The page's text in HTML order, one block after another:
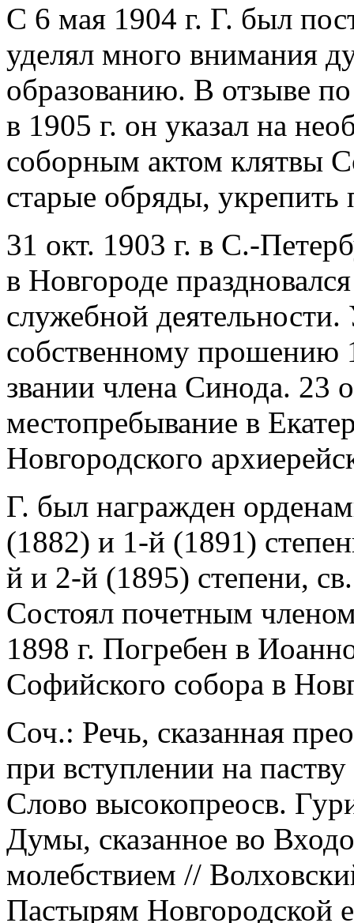
С 6 мая 1904 г. Г. был
уделял много внимания
образованию. В отзыве
в 1905 г. он указал на
соборным актом клятвы
старые обряды, укрепить
31 окт. 1903 г. в С.-
в Новгороде
служебной
собственному прошению
звании члена Синода. 23
местопребывание в
Новгородского
Г. был награжден
(1882) и 1-й (1891)
й и 2-й (1895) степени,
Состоял почетным
1898 г. Погребен в
Софийского собора в
Соч.: Речь, сказанная
при вступлении на
Слово высокопреосв.
Думы, сказанное во
молебствием //
Пастырям Новгородской